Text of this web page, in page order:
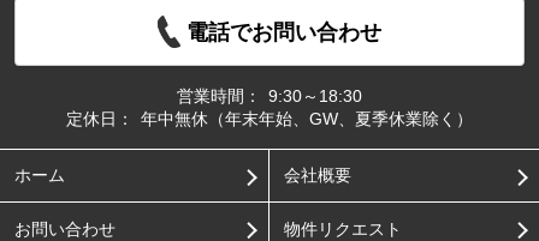
電話でお問い合わせ
営業時間：
9:30～18:30
定休日：
年中無休（年末年始、GW、夏季休業除く）
ホーム 会社概要
お問い合わせ 物件リクエスト